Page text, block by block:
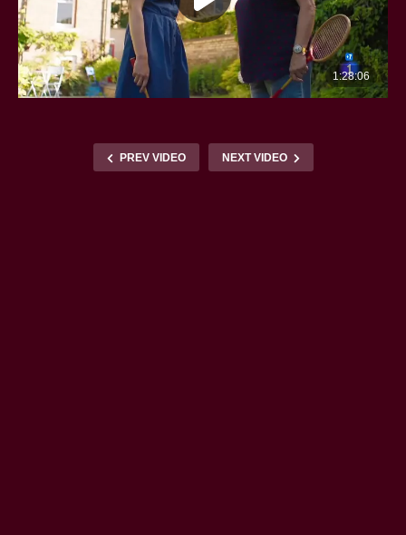
PREV VIDEO NEXT VIDEO